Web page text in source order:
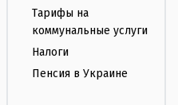
Тарифы на
коммунальные услуги
Налоги
Пенсия в Украине